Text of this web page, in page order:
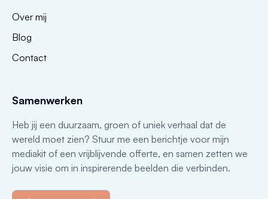
Over mij
Blog
Contact
Samenwerken
Heb jij een duurzaam, groen of uniek verhaal dat de
wereld moet zien? Stuur me een berichtje voor mijn
mediakit of een vrijblijvende offerte, en samen zetten we
jouw visie om in inspirerende beelden die verbinden.